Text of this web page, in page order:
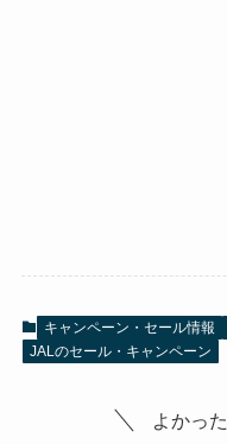
キャンペーン・セール情報
JALのセール・キャンペーン
よかっ